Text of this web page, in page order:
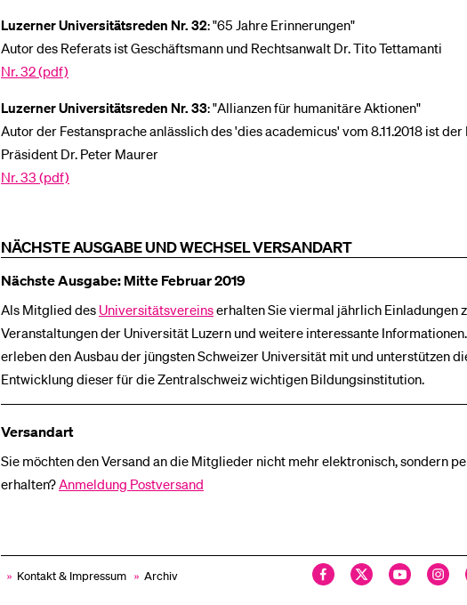
Luzerner Universitätsreden Nr. 32: "65 Jahre Erinnerungen"
Autor des Referats ist Geschäftsmann und Rechtsanwalt Dr. Tito Tettamanti
Nr. 32 (pdf)
Luzerner Universitätsreden Nr. 33: "Allianzen für humanitäre Aktionen"
Autor der Festansprache anlässlich des 'dies academicus' vom 8.11.2018 ist der
Präsident Dr. Peter Maurer
Nr. 33 (pdf)
NÄCHSTE AUSGABE UND WECHSEL VERSANDART
Nächste Ausgabe: Mitte Februar 2019
Als Mitglied des Universitätsvereinserhalten Sie viermal jährlich Einladungen
Veranstaltungen der Universität Luzern und weitere interessante
erleben den Ausbau der jüngsten Schweizer Universität mit und unterstützen
Entwicklung dieser für die Zentralschweiz wichtigen Bildungsinstitution.
Versandart
Sie möchten den Versand an die Mitglieder nicht mehr elektronisch, sondern
erhalten?Anmeldung Postversand
» Kontakt & Impressum » Archiv